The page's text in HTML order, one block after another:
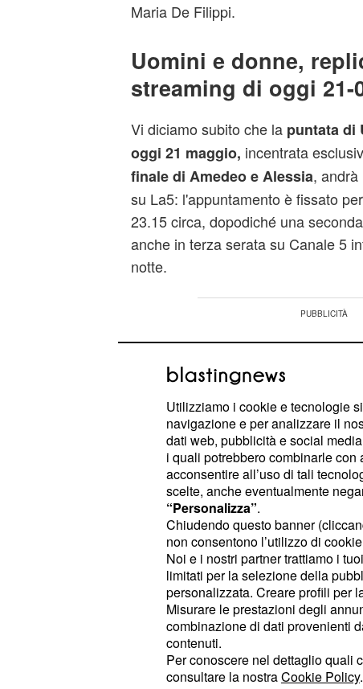
Maria De Filippi.
Uomini e donne,
streaming di oggi 21-
Vi diciamo subito che la puntata di
oggi 21 maggio, incentrata
finale di Amedeo e Alessia,
su La5: l'appuntamento è fissato
23.15 circa, dopodiché una
anche in terza serata su Canale 5
notte.
Potrete rivedere la puntata diU&D
anche in replica streaming online:
collegarvi a partire dalle 16 in poi
Videomediaset.it,dove troverete
sezione dedicata alla trasmissione
Utilizziamo i cookie e tecnologie
navigazione e per analizzare il
dati web, pubblicità e social
i quali potrebbero combinarle
acconsentire all’uso di tali
scelte, anche eventualmente
“Personalizza”.
Chiudendo questo banner
non consentono l’utilizzo di
Noi e i nostri partner trattiamo i
limitati per la selezione della
personalizzata. Creare profili per
Misurare le prestazioni degli
combinazione di dati provenienti
contenuti.
Per conoscere nel dettaglio quali
consultare la nostraCookie Policy.